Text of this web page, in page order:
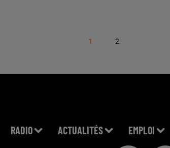
1 2
RADIO ACTUALITÉS EMPLOI